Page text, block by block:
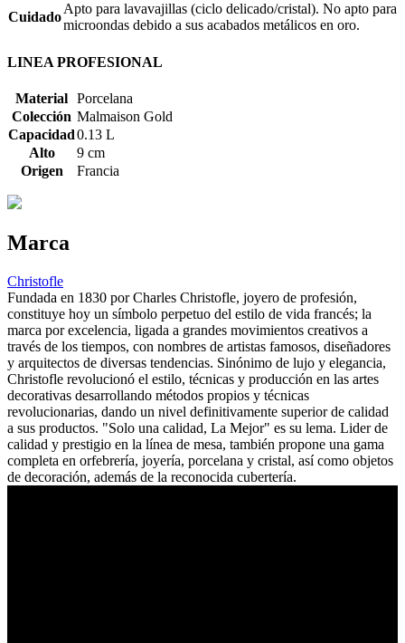
Cuidado
Apto para lavavajillas (ciclo delicado/cristal). No apto para
microondas debido a sus acabados metálicos en oro.
LINEA PROFESIONAL
Material Porcelana
Colección Malmaison Gold
Capacidad0.13 L
Alto
9 cm
Origen
Francia
Marca
Christofle
Fundada en 1830 por Charles Christofle, joyero de profesión,
constituye hoy un símbolo perpetuo del estilo de vida francés; la
marca por excelencia, ligada a grandes movimientos creativos a
través de los tiempos, con nombres de artistas famosos, diseñadores
y arquitectos de diversas tendencias. Sinónimo de lujo y elegancia,
Christofle revolucionó el estilo, técnicas y producción en las artes
decorativas desarrollando métodos propios y técnicas
revolucionarias, dando un nivel definitivamente superior de calidad
a sus productos. "Solo una calidad, La Mejor" es su lema. Lider de
calidad y prestigio en la línea de mesa, también propone una gama
completa en orfebrería, joyería, porcelana y cristal, así como objetos
de decoración, además de la reconocida cubertería.